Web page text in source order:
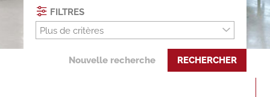
FILTRES
Plus de critères
Nouvelle recherche RECHERCHER